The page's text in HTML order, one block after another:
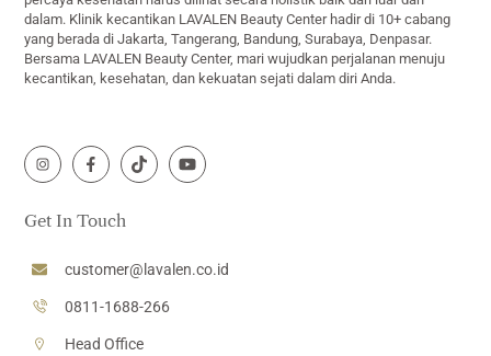
dalam. Klinik kecantikan LAVALEN Beauty Center hadir di 10+ cabang
yang berada di Jakarta, Tangerang, Bandung, Surabaya, Denpasar.
Bersama LAVALEN Beauty Center, mari wujudkan perjalanan menuju
kecantikan, kesehatan, dan kekuatan sejati dalam diri Anda.
Icon
Icon
Icon
Icon
Get In Touch
customer@lavalen.co.id
0811-1688-266
Head Office